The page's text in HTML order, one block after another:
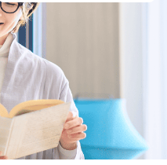
発売元企業からのｅメー
る商品、
、キャンペーン等の広告
ご案内のため
ービス利用状況の把握お
分析のため
わせ対応、トラブル対
レーター教育など応対品
め
社のプライバシーポリシ
公表する利用目的達成の